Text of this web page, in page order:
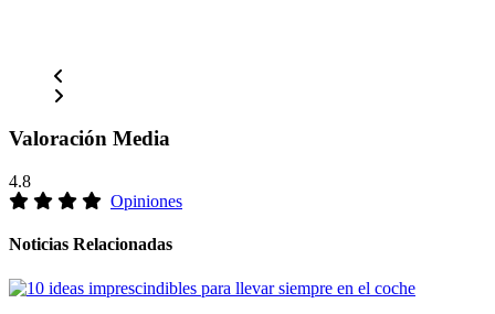
Valoración Media
4.8
Opiniones
Noticias Relacionadas